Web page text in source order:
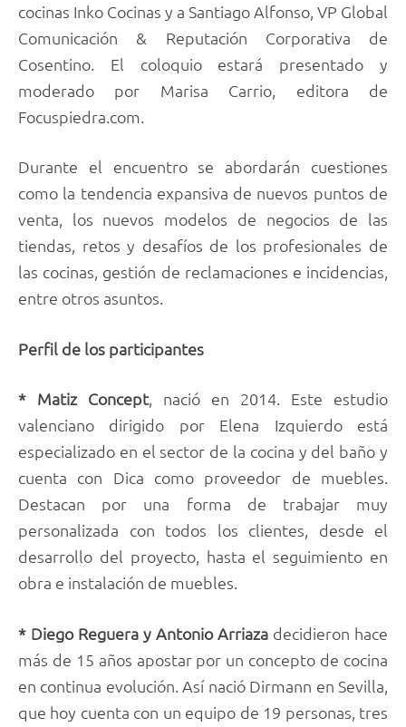
cocinas Inko Cocinas y a Santiago Alfonso, VP Global
Comunicación & Reputación Corporativa de
Cosentino. El coloquio estará presentado y
moderado por Marisa Carrio, editora de
Focuspiedra.com.
Durante el encuentro se abordarán cuestiones
como la tendencia expansiva de nuevos puntos de
venta, los nuevos modelos de negocios de las
tiendas, retos y desafíos de los profesionales de
las cocinas, gestión de reclamaciones e incidencias,
entre otros asuntos.
Perfil de los participantes
* Matiz Concept, nació en 2014. Este estudio
valenciano dirigido por Elena Izquierdo está
especializado en el sector de la cocina y del baño y
cuenta con Dica como proveedor de muebles.
Destacan por una forma de trabajar muy
personalizada con todos los clientes, desde el
desarrollo del proyecto, hasta el seguimiento en
obra e instalación de muebles.
* Diego Reguera y Antonio Arriaza decidieron hace
más de 15 años apostar por un concepto de cocina
en continua evolución. Así nació Dirmann en Sevilla,
que hoy cuenta con un equipo de 19 personas, tres